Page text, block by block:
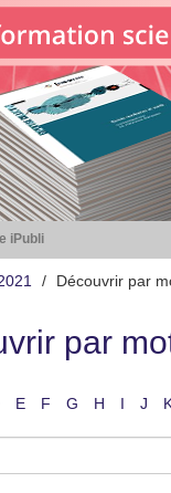
iPubli
Découvrir par
par
E F G H I J